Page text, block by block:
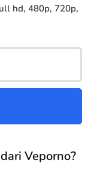
hd, 480p, 720p,
Veporno?